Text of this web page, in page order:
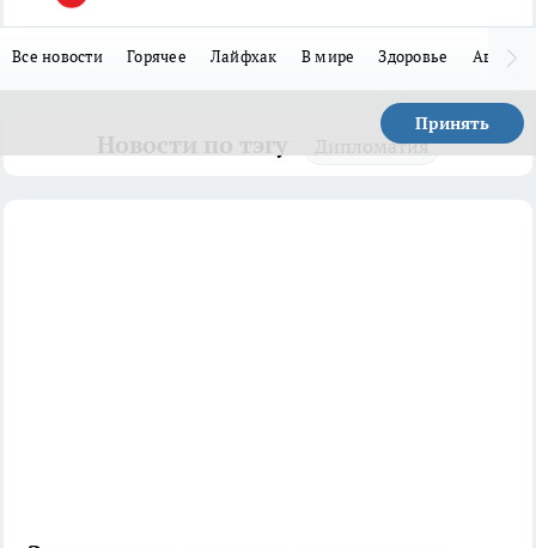
Все новости Горячее Лайфхак В мире Здоровье Авто
Принять
Дипломатия